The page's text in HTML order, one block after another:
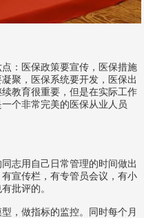
：医保政策要宣传，医保措施
聚，医保系统要开发，医保出
教育很重要，但是在实际工作
个非常完美的医保从业人员
志用自己日常管理的时间做出
宣传栏，有专管员会议，有小
批评的。
做指标的监控。同时每个月